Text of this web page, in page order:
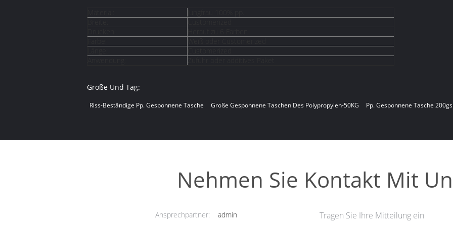
Größe Und Tag:
Riss-Beständige Pp. Gesponnene Tasche Große Gesponnene Taschen Des Polypropylen-50KG Pp. Gesponnene Tasche
Nehmen Sie Kontakt Mit
Ansprechpartner:
admin
Tragen Sie Ihre Mitteilung ein